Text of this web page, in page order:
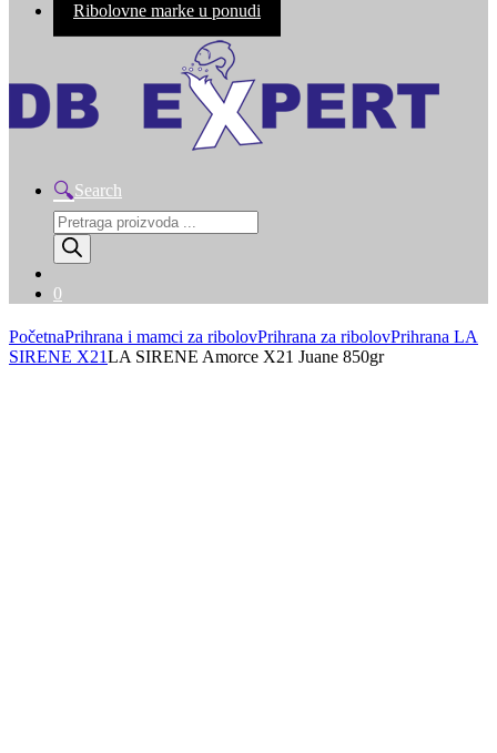
Ribolovne marke u ponudi
Search
Products
search
0
PočetnaPrihrana i mamci za ribolovPrihrana za ribolovPrihrana LA
SIRENE X21LA SIRENE Amorce X21 Juane 850gr